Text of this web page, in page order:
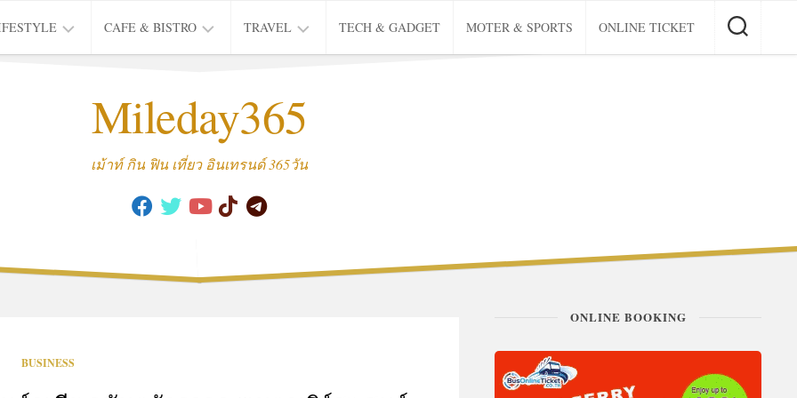
MOVIE
SERIES
CAFE & BISTRO
CAFE
TRAVEL
THAI
TRIP
TECH & GADGET MOTER & SPORTS ONLINE TICKET
Mileday365
เม้าท์ กิน ฟิน เที่ยว อินเทรนด์ 365วัน
BUSINESS
ONLINE BOOKING